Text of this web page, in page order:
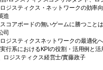
ジスティクス・ネットワークの効率
造
コアボードの無いゲームに勝つこと
司
ジスティクスネットワークの最適化
行系におけるKPIの役割・活用例と
ロジスティクス経営士/實藤政子